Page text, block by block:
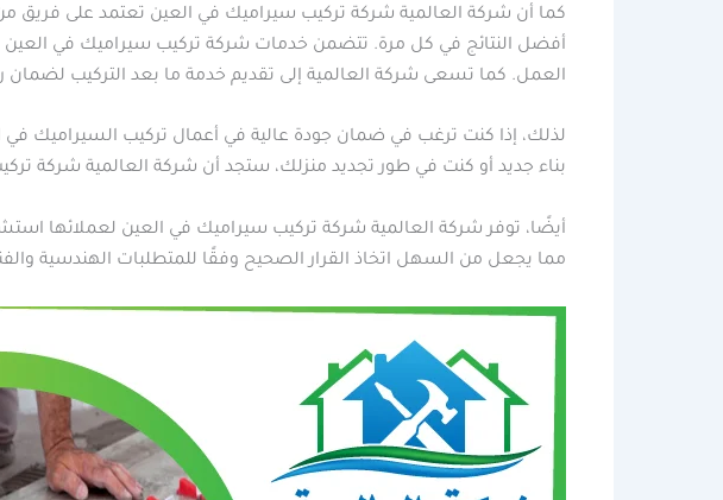
كما أن شركة العالمية شركة تركيب سيراميك في العين تعتمد على فريق
أفضل النتائج في كل مرة. تتضمن خدمات شركة تركيب سيراميك في العين
العمل. كما تسعى شركة العالمية إلى تقديم خدمة ما بعد التركيب لضمان
لذلك، إذا كنت ترغب في ضمان جودة عالية في أعمال تركيب السيراميك في
بناء جديد أو كنت في طور تجديد منزلك، ستجد أن شركة العالمية شركة
أيضًا، توفر شركة العالمية شركة تركيب سيراميك في العين لعملائها
مما يجعل من السهل اتخاذ القرار الصحيح وفقًا للمتطلبات الهندسية